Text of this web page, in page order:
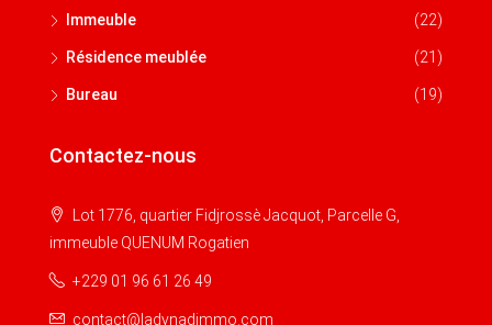
Immeuble (22)
Résidence meublée (21)
Bureau (19)
Contactez-nous
Lot 1776, quartier Fidjrossè Jacquot, Parcelle G,
immeuble QUENUM Rogatien
+229 01 96 61 26 49
contact@ladynadimmo.com